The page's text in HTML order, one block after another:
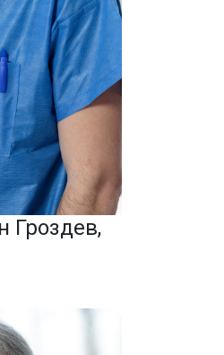
Гроздев,